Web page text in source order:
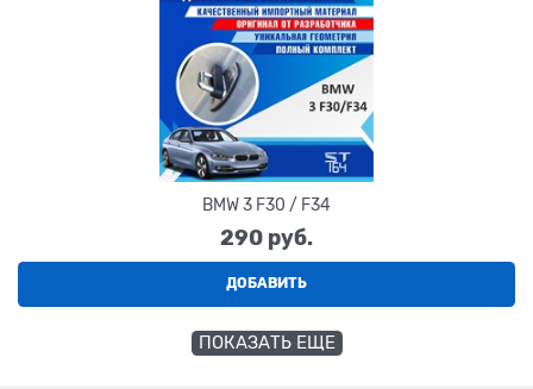
BMW 3 F30 / F34
290 руб.
ДОБАВИТЬ
ПОКАЗАТЬ ЕЩЕ